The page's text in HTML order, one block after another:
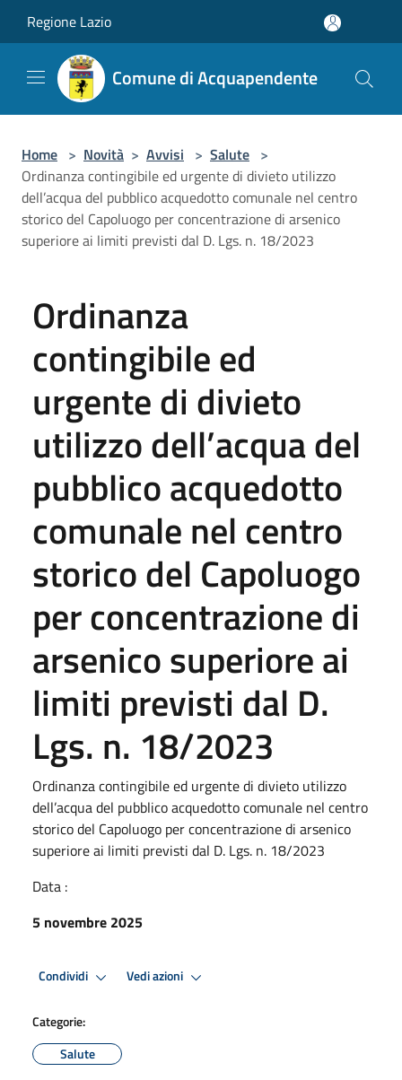
Regione Lazio
Comune di Acquapendente
Home > Novità > Avvisi > Salute >
Ordinanza contingibile ed urgente di divieto utilizzo
dell’acqua del pubblico acquedotto comunale nel centro
storico del Capoluogo per concentrazione di arsenico
superiore ai limiti previsti dal D. Lgs. n. 18/2023
Ordinanza
contingibile ed
urgente di divieto
utilizzo dell’acqua del
pubblico acquedotto
comunale nel centro
storico del Capoluogo
per concentrazione di
arsenico superiore ai
limiti previsti dal D.
Lgs. n. 18/2023
Ordinanza contingibile ed urgente di divieto utilizzo
dell’acqua del pubblico acquedotto comunale nel centro
storico del Capoluogo per concentrazione di arsenico
superiore ai limiti previsti dal D. Lgs. n. 18/2023
Data :
5 novembre 2025
Condividi Vedi azioni
Categorie:
Salute